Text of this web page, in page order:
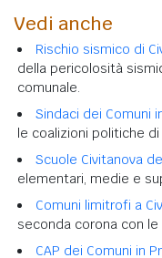
Vedi anche
Rischio sismico di
della pericolosità
comunale.
Sindaci dei Comuni
le coalizioni politiche
Scuole Civitanova
elementari, medie e
Comuni limitrofi a
seconda corona con le
CAP dei Comuni in